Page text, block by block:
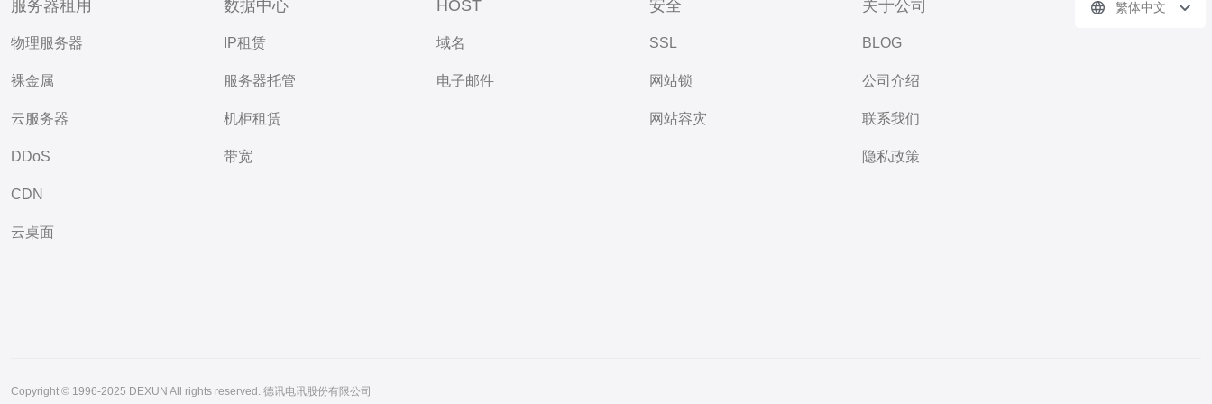
服务器租用
物理服务器
裸金属
云服务器
DDoS
CDN
云桌面
数据中心
IP租赁
服务器托管
机柜租赁
带宽
HOST
域名
电子邮件
安全
SSL
网站锁
网站容灾
关于公司
BLOG
公司介绍
联系我们
隐私政策
繁体中文
Copyright © 1996-2025 DEXUN All rights reserved. 德讯电讯股份有限公司